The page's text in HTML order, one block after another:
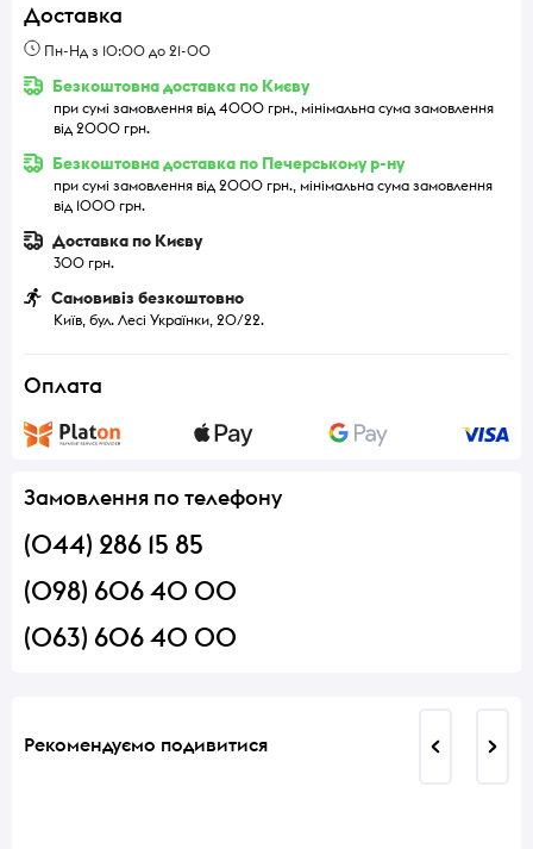
Доставка
Пн-Нд з 10:00 до 21-00
Безкоштовна доставка по Києву
при сумі замовлення від 4000 грн., мінімальна сума замовлення
від 2000 грн.
Безкоштовна доставка по Печерському р-ну
при сумі замовлення від 2000 грн., мінімальна сума замовлення
від 1000 грн.
Доставка по Києву
300 грн.
Самовивіз безкоштовно
Київ, бул. Лесі Українки, 20/22.
Оплата
Замовлення по телефону
(044) 286 15 85
(098) 606 40 00
(063) 606 40 00
Рекомендуємо подивитися